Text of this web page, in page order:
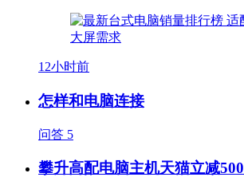
12小时前
怎样和电脑连接
问答 5
攀升高配电脑主机天猫立减500